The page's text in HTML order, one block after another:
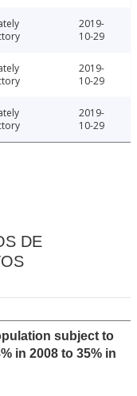
2019-
10-29
2019-
10-29
2019-
10-29
DE
subject to
in 2008 to 35% in